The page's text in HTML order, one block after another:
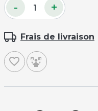
- +
Frais de livraison
favorite_border